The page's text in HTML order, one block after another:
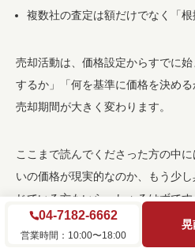
複数社の査定は額だけでなく「
売却活動は、価格設定からすでに
するか」「何を基準に価格を決め
売却期間が大きく変わります。
ここまで読んでくださった方の中
いの価格が現実的なのか、もう少
じている方もいらっしゃるはずで
に合わせてお進みください。
04-7182-6662
営業時間：10:00〜18:00
晃